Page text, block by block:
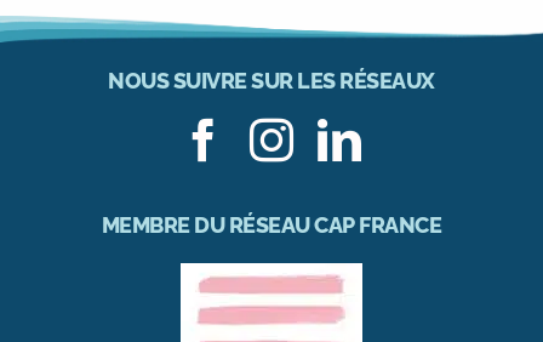
NOUS SUIVRE SUR LES RÉSEAUX
MEMBRE DU RÉSEAU CAP FRANCE